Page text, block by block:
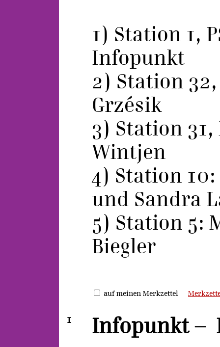
1) Station 1,
Infopunkt
2) Station
Grzésik
3) Station
Wintjen
4) Station
und Sandra
5) Station 5:
Biegler
auf meinen Merkzettel
1 Infopunkt –